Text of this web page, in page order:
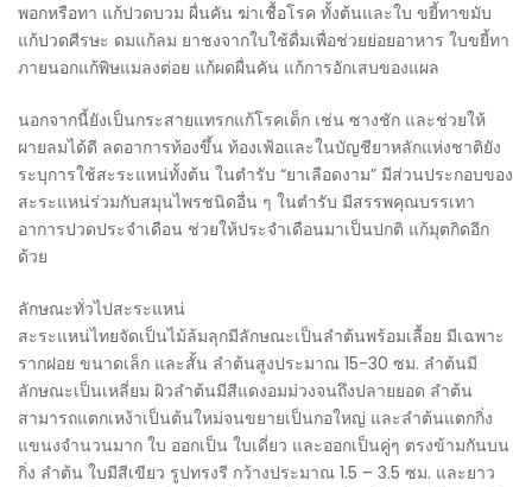
พอกหรือทา แก้ปวดบวม ผื่นคัน ฆ่าเชื้อโรค ทั้งต้นและใบ ขยี้ทาขมับ
แก้ปวดศีรษะ ดมแก้ลม ยาชงจากใบใช้ดื่มเพื่อช่วยย่อยอาหาร ใบขยี้ทา
ภายนอกแก้พิษแมลงต่อย แก้ผดผื่นคัน แก้การอักเสบของแผล
นอกจากนี้ยังเป็นกระสายแทรกแก้โรคเด็ก เช่น ซางชัก และช่วยให้
ผายลมได้ดี ลดอาการท้องขึ้น ท้องเฟ้อและในบัญชียาหลักแห่งชาติยัง
ระบุการใช้สะระแหน่ทั้งต้น ในตำรับ “ยาเลือดงาม” มีส่วนประกอบของ
สะระแหน่ร่วมกับสมุนไพรชนิดอื่น ๆ ในตำรับ มีสรรพคุณบรรเทา
อาการปวดประจำเดือน ช่วยให้ประจำเดือนมาเป็นปกติ แก้มุตกิดอีก
ด้วย
ลักษณะทั่วไปสะระแหน่
สะระแหน่ไทยจัดเป็นไม้ล้มลุกมีลักษณะเป็นลำต้นพร้อมเลื้อย มีเฉพาะ
รากฝอย ขนาดเล็ก และสั้น ลำต้นสูงประมาณ 15-30 ซม. ลำต้นมี
ลักษณะเป็นเหลี่ยม ผิวลำต้นมีสีแดงอมม่วงจนถึงปลายยอด ลำต้น
สามารถแตกเหง้าเป็นต้นใหม่จนขยายเป็นกอใหญ่ และลำต้นแตกกิ่ง
แขนงจำนวนมาก ใบ ออกเป็น ใบเดี่ยว และออกเป็นคู่ๆ ตรงข้ามกันบน
กิ่ง ลำต้น ใบมีสีเขียว รูปทรงรี กว้างประมาณ 1.5 – 3.5 ซม. และยาว